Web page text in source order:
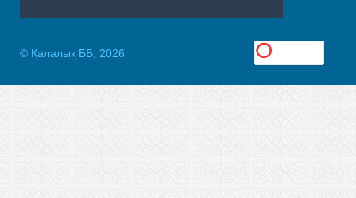
© Қалалық ББ, 2026